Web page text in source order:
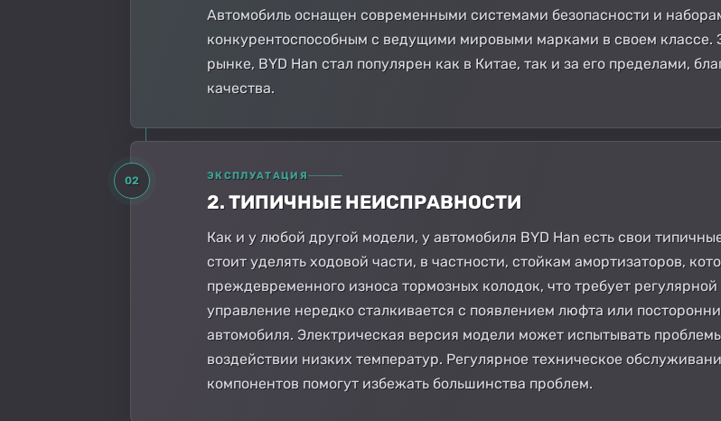
Автомобиль оснащен современными системами безопасности и
конкурентоспособным с ведущими мировыми марками в своем классе.
рынке, BYD Han стал популярен как в Китае, так и за его пределами,
качества.
02 ЭКСПЛУАТАЦИЯ
2. ТИПИЧНЫЕ НЕИСПРАВНОСТИ
Как и у любой другой модели, у автомобиля BYD Han есть свои
стоит уделять ходовой части, в частности, стойкам амортизаторов,
преждевременного износа тормозных колодок, что требует
управление нередко сталкивается с появлением люфта или
автомобиля. Электрическая версия модели может испытывать
воздействии низких температур. Регулярное техническое
компонентов помогут избежать большинства проблем.